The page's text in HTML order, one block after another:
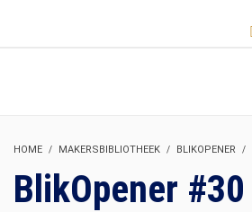
HOME MAKERSBIBLIOTHEEK BLIKOPENER
BlikOpener #30